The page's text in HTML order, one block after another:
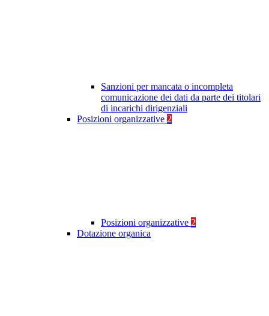
Sanzioni per mancata o incompleta
comunicazione dei dati da parte dei titolari
di incarichi dirigenziali
Posizioni organizzative 2
Posizioni organizzative 2
Dotazione organica